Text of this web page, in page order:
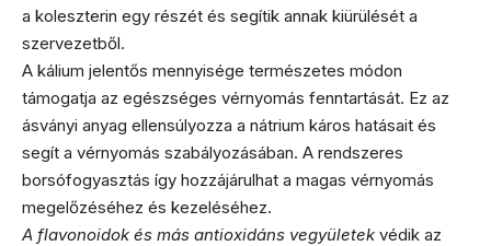
a koleszterin egy részét és segítik annak kiürülését a
szervezetből.
A kálium jelentős mennyisége természetes módon
támogatja az egészséges vérnyomás fenntartását. Ez az
ásványi anyag ellensúlyozza a nátrium káros hatásait és
segít a vérnyomás szabályozásában. A rendszeres
borsófogyasztás így hozzájárulhat a magas vérnyomás
megelőzéséhez és kezeléséhez.
A flavonoidok és más antioxidáns vegyületek védik az